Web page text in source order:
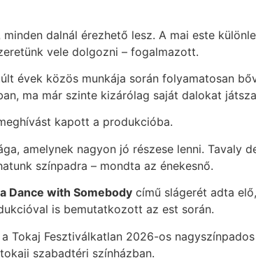
dalnál érezhető lesz. A mai este
vele dolgozni – fogalmazott.
évek közös munkája során folyamatosan
ma már szinte kizárólag saját dalokat
kapott a produkcióba.
amelynek nagyon jó részese lenni. Tavaly
színpadra – mondta az énekesnő.
Dance with Somebody című slágerét adta
is bemutatkozott az est során.
Fesztiválkatlan 2026-os
szabadtéri színházban.